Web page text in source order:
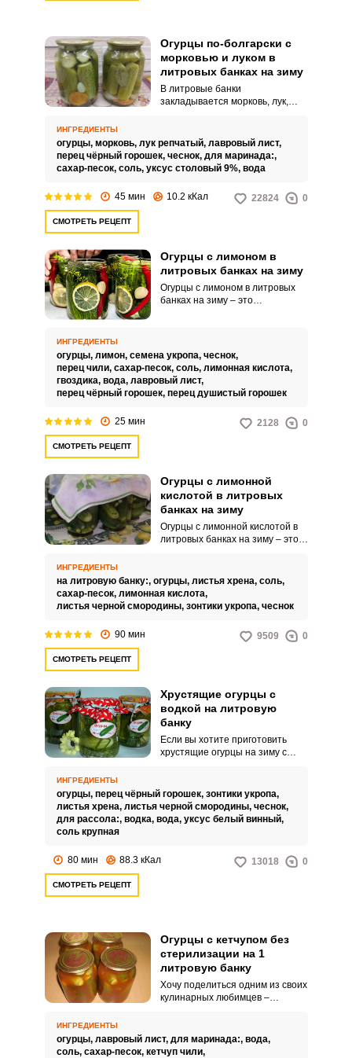
Огурцы по-болгарски с
морковью и луком в
литровых банках на зиму
В литровые банки
закладывается морковь, лук,
заливаются кипятком на 15
минут, после чего вода
сливается и на ней варится
уксусом.
ИНГРЕДИЕНТЫ
огурцы, морковь, лук репчатый, лавровый лист,
перец чёрный горошек, чеснок, для маринада:,
сахар-песок, соль, уксус столовый 9%, вода
45 мин 10.2 кКал 22824 0
СМОТРЕТЬ РЕЦЕПТ
Огурцы с лимоном в
литровых банках на зиму
Огурцы с лимоном в литровых
банках на зиму – это
лимона и хрустящие огурцы.
Простой и быстрый в
приготовлении рецепт, который
позволит вам насладиться
вкусом лета в любое время года.
ИНГРЕДИЕНТЫ
огурцы, лимон, семена укропа, чеснок,
перец чили, сахар-песок, соль, лимонная кислота,
гвоздика, вода, лавровый лист,
перец чёрный горошек, перец душистый горошек
25 мин 2128 0
СМОТРЕТЬ РЕЦЕПТ
Огурцы с лимонной
кислотой в литровых
банках на зиму
Огурцы с лимонной кислотой в
литровых банках на зиму – это
получаются безумно вкусными,
а во-вторых, небольшой объем
этому способствует.
ИНГРЕДИЕНТЫ
на литровую банку:, огурцы, листья хрена, соль,
сахар-песок, лимонная кислота,
листья черной смородины, зонтики укропа, чеснок
90 мин 9509 0
СМОТРЕТЬ РЕЦЕПТ
Хрустящие огурцы с
водкой на литровую
банку
Если вы хотите приготовить
хрустящие огурцы на зиму с
Для приготовления вкусных и
ароматных огурчиков
потребуется водка.
ИНГРЕДИЕНТЫ
огурцы, перец чёрный горошек, зонтики укропа,
листья хрена, листья черной смородины, чеснок,
для рассола:, водка, вода, уксус белый винный,
соль крупная
80 мин 88.3 кКал 13018 0
СМОТРЕТЬ РЕЦЕПТ
Огурцы с кетчупом без
стерилизации на 1
литровую банку
Хочу поделиться одним из своих
кулинарных любимцев –
стерилизации на 1 литровую
банку. Закуска получается
ИНГРЕДИЕНТЫ
огурцы, лавровый лист, для маринада:, вода,
соль, сахар-песок, кетчуп чили,